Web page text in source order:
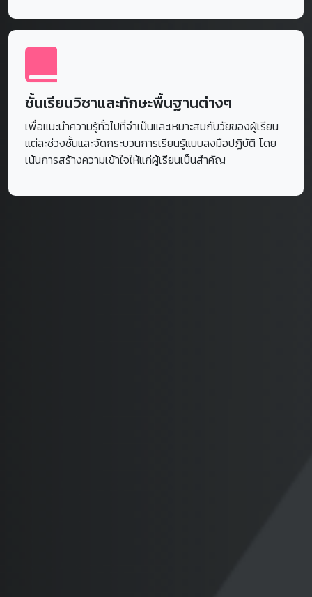
ชั้นเรียนวิชาและทักษะพื้นฐานต่างๆ
เพื่อแนะนำความรู้ทั่วไปที่จำเป็นและเหมาะสมกับวัยของผู้เรียน
แต่ละช่วงชั้นและจัดกระบวนการเรียนรู้แบบลงมือปฏิบัติ โดย
เน้นการสร้างความเข้าใจให้แก่ผู้เรียนเป็นสำคัญ